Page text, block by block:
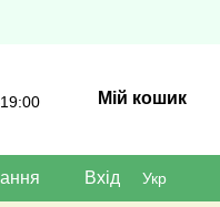
Мій кошик
Вхід Укр